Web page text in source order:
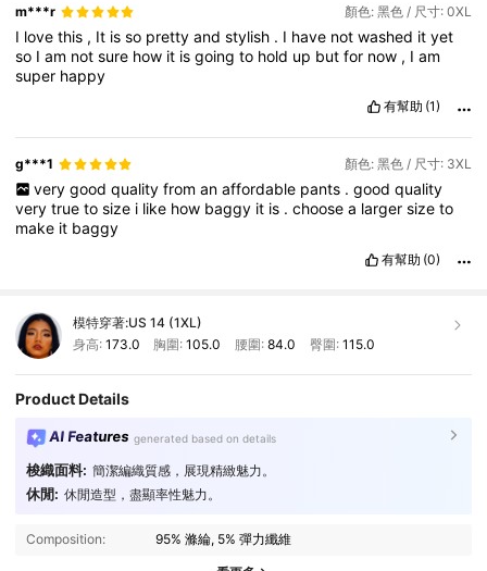
m***r 顏色: 黑色 / 尺寸: 0XL
I lovethis , It isso prettyandstylish . I have notwashed ityet
so Iam notsure how it isgoingto hold up butfor now , Iam
super happy
有幫助 (1)
g***1 顏色: 黑色 / 尺寸: 3XL
very good quality from an affordable pants . good quality
verytruetosize i like how baggy it is .choosea largersizeto
make it baggy
有幫助 (0)
模特穿著:US 14 (1XL)
身高: 173.0 胸圍:105.0 腰圍: 84.0 臀圍: 115.0
Product Details
AI Features generated based on details
梭織面料: 簡潔編織質感，展現精緻魅力。
休閒: 休閒造型，盡顯率性魅力。
Composition: 95% 滌綸, 5% 彈力纖維
398K 追蹤者